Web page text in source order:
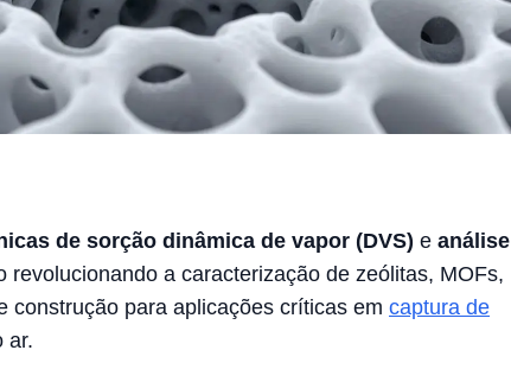
de sorção dinâmica de vapor (DVS) e análise
revolucionando a caracterização de zeólitas, MOFs,
construção para aplicações críticas em captura de
ar.